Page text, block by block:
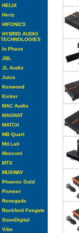
HELIX
Hertz
HIFONICS
HYBRID AUDIO
TECHNOLOGIES
In Phase
JBL
JL Audio
Juice
Kenwood
Kicker
MAC Audio
MAGNAT
MATCH
MB Quart
Md.Lab
Mosconi
MTX
MUSWAY
Phoenix Gold
Pioneer
Renegade
Rockford Fosgate
SounDigital
Vibe